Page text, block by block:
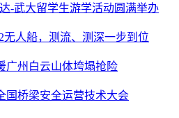
-武大留学生游学活动圆满举办
无人船，测流、测深一步到位
广州白云山体垮塌抢险
国桥梁安全运营技术大会